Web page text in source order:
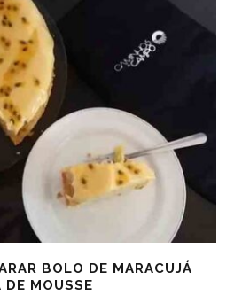
BOLO DE MARACUJÁ
DE MOUSSE